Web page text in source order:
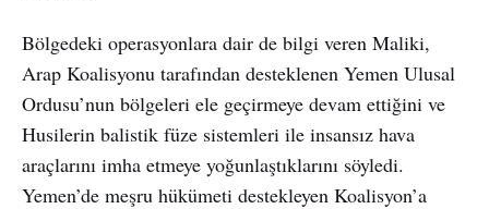
Bölgedeki operasyonlara dair de bilgi veren Maliki,
Arap Koalisyonu tarafından desteklenen Yemen Ulusal
Ordusu’nun bölgeleri ele geçirmeye devam ettiğini ve
Husilerin balistik füze sistemleri ile insansız hava
araçlarını imha etmeye yoğunlaştıklarını söyledi.
Yemen’de meşru hükümeti destekleyen Koalisyon’a